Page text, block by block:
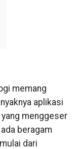
memang
aplikasi
menggeser
beragam
dari